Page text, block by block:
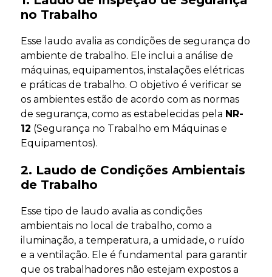
no Trabalho
Esse laudo avalia as condições de segurança do
ambiente de trabalho. Ele inclui a análise de
máquinas, equipamentos, instalações elétricas
e práticas de trabalho. O objetivo é verificar se
os ambientes estão de acordo com as normas
de segurança, como as estabelecidas pela NR-
12 (Segurança no Trabalho em Máquinas e
Equipamentos).
2. Laudo de Condições Ambientais
de Trabalho
Esse tipo de laudo avalia as condições
ambientais no local de trabalho, como a
iluminação, a temperatura, a umidade, o ruído
e a ventilação. Ele é fundamental para garantir
que os trabalhadores não estejam expostos a